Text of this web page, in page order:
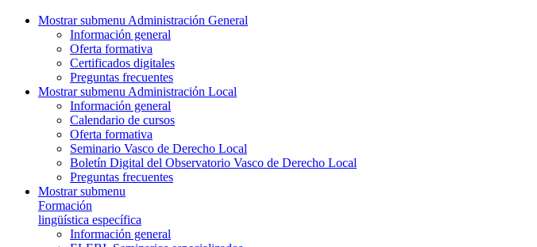
Mostrar submenu Administración General
Información general
Oferta formativa
Certificados digitales
Preguntas frecuentes
Mostrar submenu Administración Local
Información general
Calendario de cursos
Oferta formativa
Seminario Vasco de Derecho Local
Boletín Digital del Observatorio Vasco de Derecho Local
Preguntas frecuentes
Mostrar submenu
Formación
lingüística específica
Información general